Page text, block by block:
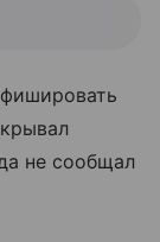
не сообщал